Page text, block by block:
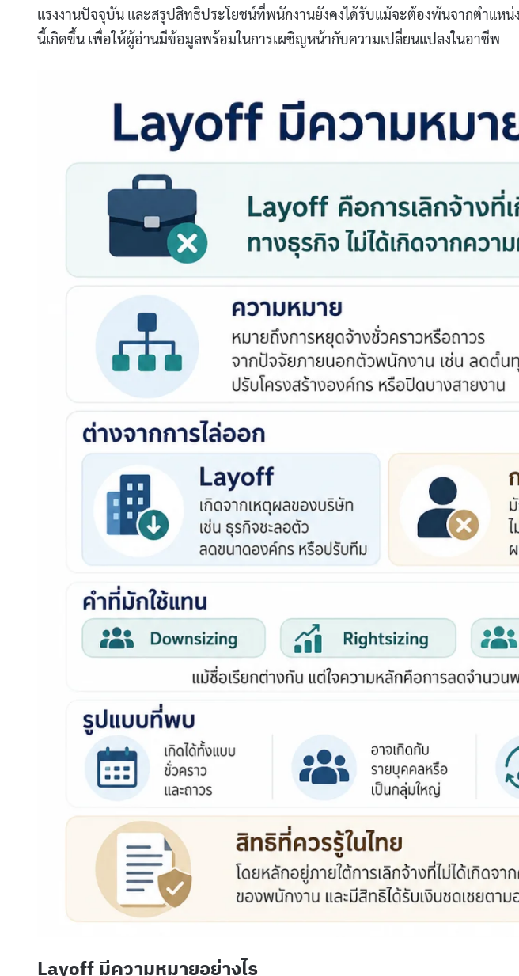
แรงงานปัจจุบัน และสรุปสิทธิประโยชน์ที่พนักงานยังคงได้รับแม้จะต้องพ้นจากตำแหน่
นี้เกิดขึ้น เพื่อให้ผู้อ่านมีข้อมูลพร้อมในการเผชิญหน้ากับความเปลี่ยนแปลงในอาชีพ
Layoff มีความหมายอย่างไร